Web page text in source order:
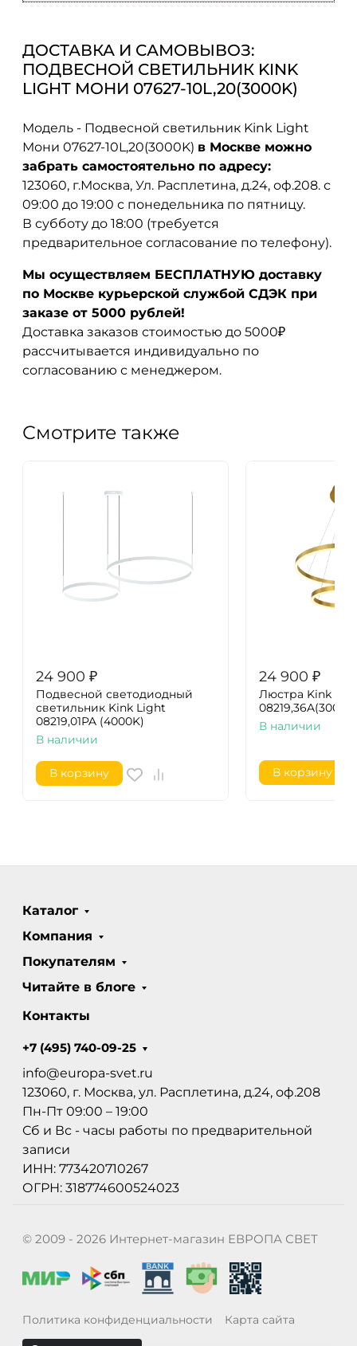
ДОСТАВКА И САМОВЫВОЗ:
ПОДВЕСНОЙ СВЕТИЛЬНИК KINK
LIGHT МОНИ 07627-10L,20(3000K)
Модель - Подвесной светильник Kink Light
Мони 07627-10L,20(3000K) в Москве можно
забрать самостоятельно по адресу:
123060, г.Москва, Ул. Расплетина, д.24, оф.208. с
09:00 до 19:00 с понедельника по пятницу.
В субботу до 18:00 (требуется
предварительное согласование по телефону).
Мы осуществляем БЕСПЛАТНУЮ доставку
по Москве курьерской службой СДЭК при
заказе от 5000 рублей!
Доставка заказов стоимостью до 5000₽
рассчитывается индивидуально по
согласованию с менеджером.
Смотрите также
24 900 ₽
Подвесной светодиодный
светильник Kink Light
08219,01PA (4000K)
В наличии
В корзину
24 900 ₽
Люстра Kink
В наличии
В корзину
Каталог
Компания
Покупателям
Читайте в блоге
Контакты
+7 (495) 740-09-25
info@europa-svet.ru
123060, г. Москва, ул. Расплетина, д.24, оф.208
Пн-Пт 09:00 – 19:00
Сб и Вс - часы работы по предварительной
записи
ИНН: 773420710267
ОГРН: 318774600524023
© 2009 - 2026 Интернет-магазин ЕВРОПА СВЕТ
Политика конфиденциальности Карта сайта